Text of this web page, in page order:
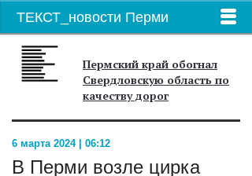
ТЕКСТ_новости Перми
Пермский край обогнал
Свердловскую область по
качеству дорог
6 марта 2024 | 06:12
В Перми возле цирка